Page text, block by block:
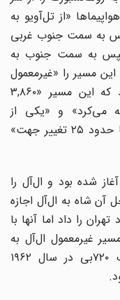
«از تل‌آویو به
به سمت جنوب غربی
به سمت جنوب به
مسیر را «غیرمعمول
و طولانی» توصیف می‌کند و می‌افزاید که این مسیر «۳,۸۶۰
می‌کرد» و «یکی از
پیچ‌درپیچ‌ترین مسیرهای هوایی جهان با حدود ۲۵ تغییر جهت»
۱۳۳۴ شمسی آغاز شده بود و ال‌آل را
شاه به ال‌آل اجازه
را داد اما آنها با
غیرمعمول ال‌آل به
ژوهانسبورگ، خرید هواپیماهای بوئینگ ۷۲۰بی در سال ۱۹۶۲